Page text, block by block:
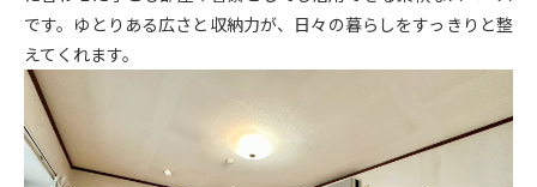
です。ゆとりある広さと収納力が、日々の暮らしをすっきりと整
えてくれます。